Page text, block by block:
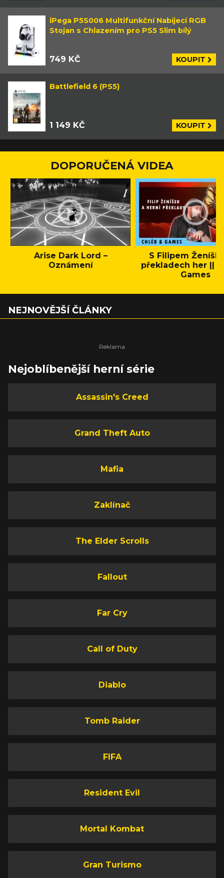
iPega P5S006 Multifunkční Nabíjecí RGB
Stojan s Chlazením pro PS5 Slim bílý
749 KČ KOUPIT
Battlefield 6 (PS5)
1 149 KČ KOUPIT
DOPORUČENÁ VIDEA
Arise Dark Lord –
Oznámení
S Filipem
překladech her ||
Games
NEJNOVĚJŠÍ ČLÁNKY
Nejoblíbenější herní série
Assassin's Creed
Grand Theft Auto
Mafia
Zaklínač
The Elder Scrolls
Fallout
Far Cry
Call of Duty
Diablo
Tomb Raider
FIFA
Resident Evil
Mortal Kombat
Gran Turismo